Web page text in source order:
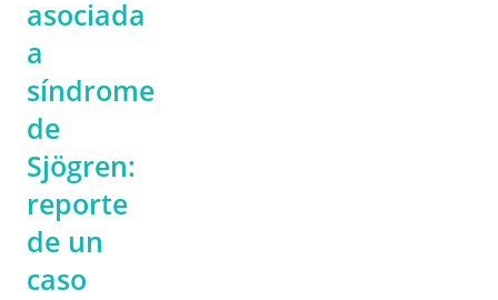
asociada
a
síndrome
de
Sjögren:
reporte
de un
caso